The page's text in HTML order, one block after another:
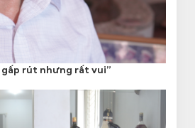
gấp rút nhưng rất vui”